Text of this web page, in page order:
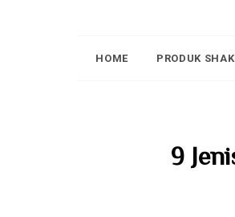
HOME PRODUK
9